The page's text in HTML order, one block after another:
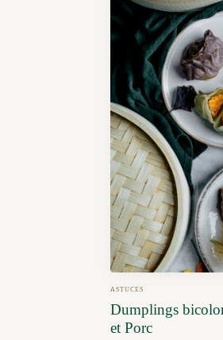
ASTUCES
Dumplings
et Porc